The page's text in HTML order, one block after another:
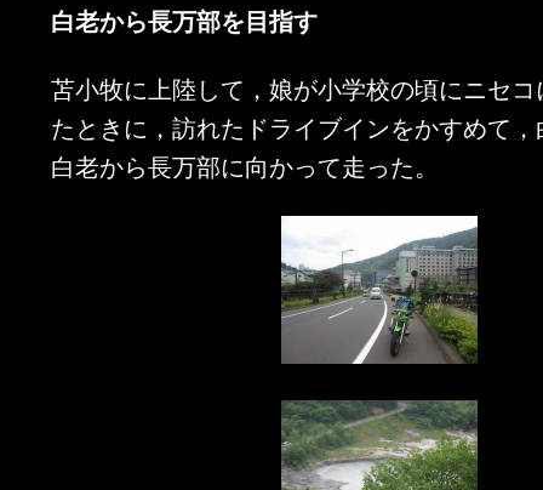
白老から長万部を目指す
苫小牧に上陸して，娘が小学校の頃にニセ
たときに，訪れたドライブインをかすめて
白老から長万部に向かって走った。